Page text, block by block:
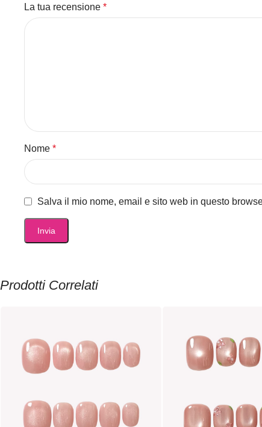
La tua recensione *
Nome *
Salva il mio nome, email e sito web in questo
Prodotti Correlati